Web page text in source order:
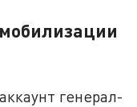
генерал-